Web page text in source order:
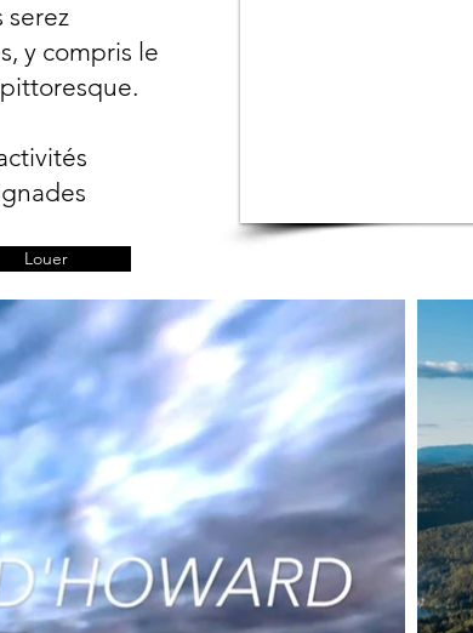
serez
y compris le
Louer